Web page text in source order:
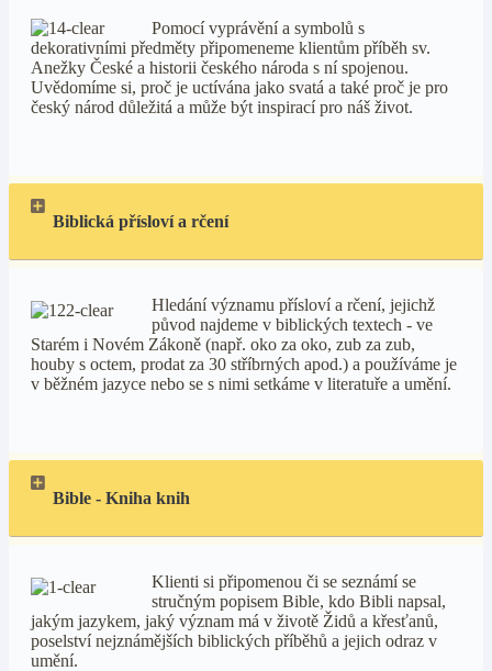
Pomocí vyprávění a symbolů s
dekorativními předměty připomeneme klientům příběh sv.
Anežky České a historii českého národa s ní spojenou.
Uvědomíme si, proč je uctívána jako svatá a také proč je pro
český národ důležitá a může být inspirací pro náš život.
Biblická přísloví a rčení
Hledání významu přísloví a rčení, jejichž
původ najdeme v biblických textech - ve
Starém i Novém Zákoně (např. oko za oko, zub za zub,
houby s octem, prodat za 30 stříbrných apod.) a používáme je
v běžném jazyce nebo se s nimi setkáme v literatuře a umění.
Bible - Kniha knih
Klienti si připomenou či se seznámíse
stručným popisem Bible, kdo Bibli napsal,
jakým jazykem, jaký význam má v životě Židů a křesťanů,
poselství nejznámějších biblických příběhů a jejich odraz v
umění.